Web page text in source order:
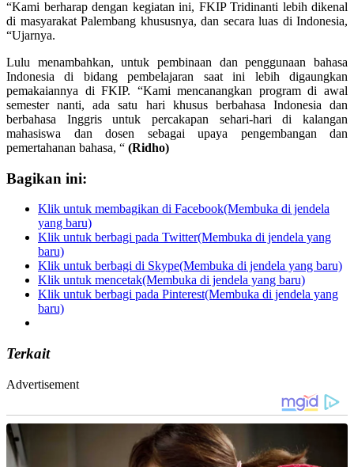
“Kami berharap dengan kegiatan ini, FKIP Tridinanti lebih dikenal
di masyarakat Palembang khususnya, dan secara luas di Indonesia,
“Ujarnya.
Lulu menambahkan, untuk pembinaan dan penggunaan bahasa
Indonesia di bidang pembelajaran saat ini lebih digaungkan
pemakaiannya di FKIP. “Kami mencanangkan program di awal
semester nanti, ada satu hari khusus berbahasa Indonesia dan
berbahasa Inggris untuk percakapan sehari-hari di kalangan
mahasiswa dan dosen sebagai upaya pengembangan dan
pemertahanan bahasa, “ (Ridho)
Bagikan ini:
Klik untuk membagikan di Facebook(Membuka di jendela
yang baru)
Klik untuk berbagi pada Twitter(Membuka di jendela yang
baru)
Klik untuk berbagi di Skype(Membuka di jendela yang baru)
Klik untuk mencetak(Membuka di jendela yang baru)
Klik untuk berbagi pada Pinterest(Membuka di jendela yang
baru)
Terkait
Advertisement